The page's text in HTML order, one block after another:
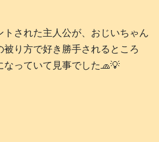
された主人公が、おじいちゃん
被り方で好き勝手されるところ
なっていて見事でした🧢💡